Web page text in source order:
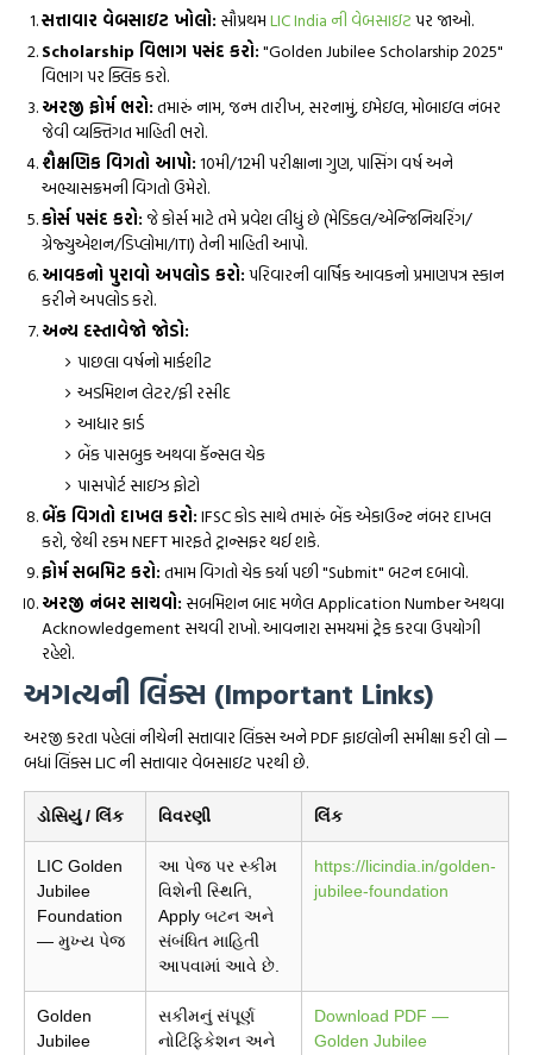
સત્તાવાર વેબસાઇટ ખોલો:સૌપ્રથમLIC India ની વેબસાઇટપર જાઓ.
Scholarship વિભાગ પસંદ કરો:"Golden Jubilee Scholarship 2025"
વિભાગ પર ક્લિક કરો.
અરજી ફોર્મ ભરો:તમારું નામ, જન્મ તારીખ, સરનામું, ઇમેઇલ, મોબાઇલ નંબર
જેવી વ્યક્તિગત માહિતી ભરો.
શૈક્ષણિક વિગતો આપો:10મી/12મી પરીક્ષાના ગુણ, પાસિંગ વર્ષ અને
અભ્યાસક્રમની વિગતો ઉમેરો.
કોર્સ પસંદ કરો: જે કોર્સ માટે તમે પ્રવેશ લીધું છે (મેડિકલ/એન્જિનિયરિંગ/
ગ્રેજ્યુએશન/ડિપ્લોમા/ITI) તેની માહિતી આપો.
આવકનો પુરાવો અપલોડ કરો:પરિવારની વાર્ષિક આવકનો પ્રમાણપત્ર સ્કાન
કરીને અપલોડ કરો.
અન્ય દસ્તાવેજો જોડો:
પાછલા વર્ષનો માર્કશીટ
અડમિશન લેટર/ફી રસીદ
આધાર કાર્ડ
બેંક પાસબુક અથવા કૅન્સલ ચેક
પાસપોર્ટ સાઇઝ ફોટો
બેંક વિગતો દાખલ કરો:IFSC કોડ સાથે તમારું બેંક એકાઉન્ટ નંબર દાખલ
કરો, જેથી રકમ NEFT મારફતે ટ્રાન્સફર થઈ શકે.
ફોર્મ સબમિટ કરો:તમામ વિગતો ચેક કર્યા પછી "Submit" બટન દબાવો.
અરજી નંબર સાચવો:સબમિશન બાદ મળેલ Application Number અથવા
Acknowledgement સચવી રાખો. આવનારા સમયમાં ટ્રેક કરવા ઉપયોગી
રહેશે.
અગત્યની લિંક્સ (Important Links)
અરજી કરતા પહેલાં નીચેની સત્તાવાર લિંક્સ અને PDF ફાઇલોની સમીક્ષા કરી લો —
બધાં લિંક્સ LIC ની સત્તાવાર વેબસાઇટ પરથી છે.
ડોસિયું / લિંક વિવરણી લિંક
LIC Golden
Jubilee
Foundation
— મુખ્ય પેજ
આ પેજ પર સ્કીમ
વિશેની સ્થિતિ,
Apply બટન અને
સંબંધિત માહિતી
આપવામાં આવે છે.
https://licindia.in/golden-
jubilee-foundation
Golden
Jubilee
સકીમનું સંપૂર્ણ
નોટિફિકેશન અને
Download PDF —
Golden Jubilee